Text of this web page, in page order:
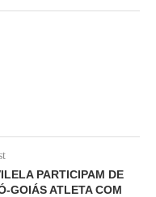
PARTICIPAM DE
GOIÁS ATLETA COM